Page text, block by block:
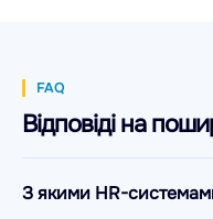
FAQ
Відповіді на
З якими HR-